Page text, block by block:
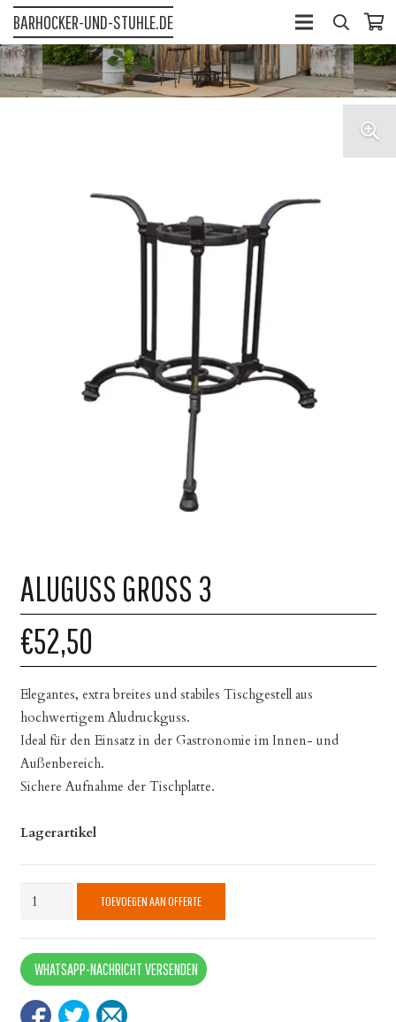
BARHOCKER-UND-STUHLE.DE
ALUGUSS GROSS 3
€52,50
Elegantes, extra breites und stabiles Tischgestell aus
hochwertigem Aludruckguss.
Ideal für den Einsatz in der Gastronomie im Innen- und
Außenbereich.
Sichere Aufnahme der Tischplatte.
Lagerartikel
Aluguss
3
quantity
TOEVOEGEN AAN OFFERTE
WHATSAPP-NACHRICHT VERSENDEN